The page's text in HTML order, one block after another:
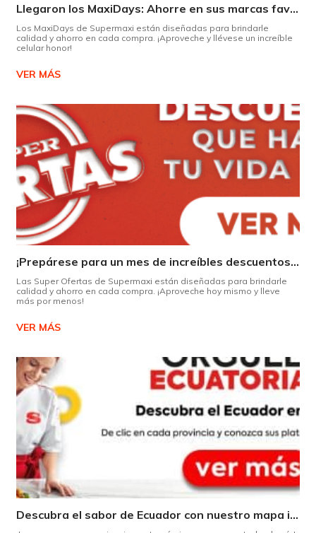
Llegaron los MaxiDays: Ahorre en sus marcas favoritas
Los MaxiDays de Supermaxi están diseñadas para brindarle
calidad y ahorro en cada compra. ¡Aproveche y llévese un increíble
celular honor!
VER MÁS
¡Prepárese para un mes de increíbles descuentos en Supermaxi!
Las Super Ofertas de Supermaxi están diseñadas para brindarle
calidad y ahorro en cada compra. ¡Aproveche hoy mismo y lleve
más por menos!
VER MÁS
Descubra el sabor de Ecuador con nuestro mapa interactivo de recetas